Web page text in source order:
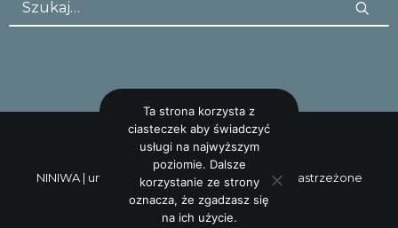
NINIWA | uncreative: studioWszystkie prawa zastrzeżone
Ta strona korzysta z
ciasteczek aby świadczyć
usługi na najwyższym
poziomie. Dalsze
korzystanie ze strony
oznacza, że zgadzasz się
na ich użycie.